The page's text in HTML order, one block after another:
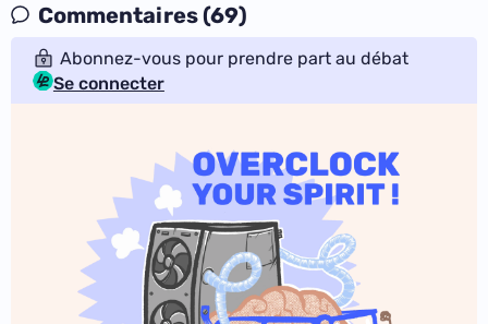
Commentaires (69)
Abonnez-vous pour prendre part au débat
Se connecter